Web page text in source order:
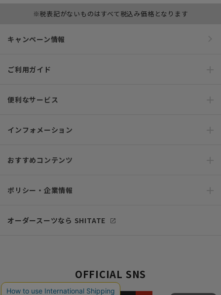
※税表記がないものはすべて税込み価格となります
キャンペーン情報
ご利用ガイド
便利なサービス
インフォメーション
おすすめコンテンツ
ポリシー・企業情報
オーダースーツなら SHITATE
OFFICIAL SNS